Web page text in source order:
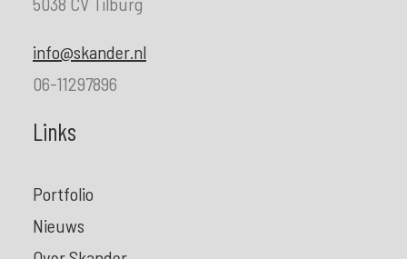
info@skander.nl
06-11297896
Links
Portfolio
Nieuws